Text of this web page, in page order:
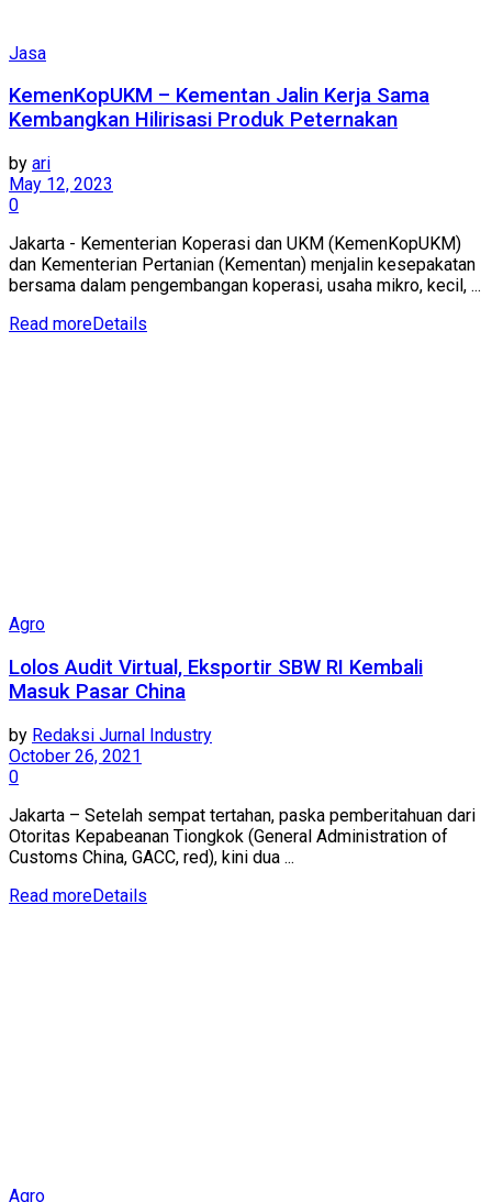
Jasa
KemenKopUKM – Kementan Jalin Kerja Sama
Kembangkan Hilirisasi Produk Peternakan
by ari
May 12, 2023
0
Jakarta - Kementerian Koperasi dan UKM (KemenKopUKM)
dan Kementerian Pertanian (Kementan) menjalin kesepakatan
bersama dalam pengembangan koperasi, usaha mikro, kecil, ...
Read moreDetails
Agro
Lolos Audit Virtual, Eksportir SBW RI Kembali
Masuk Pasar China
by Redaksi Jurnal Industry
October 26, 2021
0
Jakarta – Setelah sempat tertahan, paska pemberitahuan dari
Otoritas Kepabeanan Tiongkok (General Administration of
Customs China, GACC, red), kini dua ...
Read moreDetails
Agro